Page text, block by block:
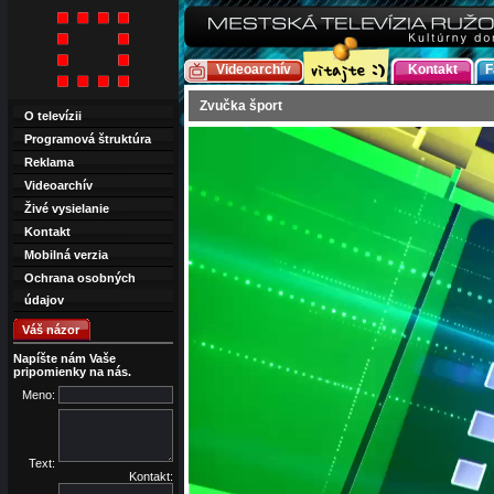
Videoarchív Kontakt
Zvučka šport
O televízii
Programová štruktúra
Reklama
Videoarchív
Živé vysielanie
Kontakt
Mobilná verzia
Ochrana osobných
údajov
Váš názor
Napíšte nám Vaše
pripomienky na nás.
Meno:
Text:
Kontakt: